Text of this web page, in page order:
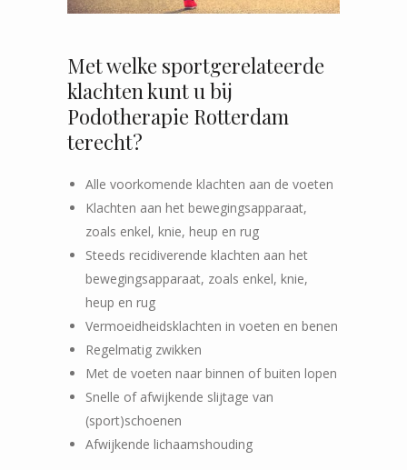
Met welke sportgerelateerde
klachten kunt u bij
Podotherapie Rotterdam
terecht?
Alle voorkomende klachten aan de voeten
Klachten aan het bewegingsapparaat,
zoals enkel, knie, heup en rug
Steeds recidiverende klachten aan het
bewegingsapparaat, zoals enkel, knie,
heup en rug
Vermoeidheidsklachten in voeten en benen
Regelmatig zwikken
Met de voeten naar binnen of buiten lopen
Snelle of afwijkende slijtage van
(sport)schoenen
Afwijkende lichaamshouding